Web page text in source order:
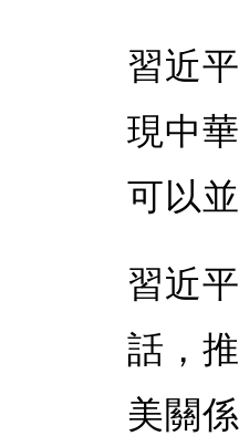
習近
現中
可以
習近
話，
美關